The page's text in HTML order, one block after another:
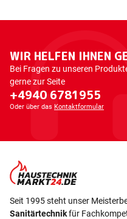
WIR HELFEN IHNEN
Bei Fragen zu unseren
gerne zur Seite
+4940 6781955
Oder über das Kontaktformular
Seit 1995 steht unser
Sanitärtechnikfür